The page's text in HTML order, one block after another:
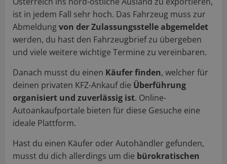
ist in jedem Fall sehr hoch. Das Fahrzeug muss zur
Abmeldungvon der Zulassungsstelle abgemeldet
werden, du hast den Fahrzeugbrief zu übergeben
und viele weitere wichtige Termine zu vereinbaren.
Danach musst du einen Käufer finden, welcher für
deinen privaten KFZ-Ankauf die Überführung
organisiert und zuverlässig ist. Online-
Autoankaufportale bieten für diese Gesuche eine
ideale Plattform.
Hast du einen Käufer oder Autohändler gefunden,
musst du dich allerdings um die bürokratischen